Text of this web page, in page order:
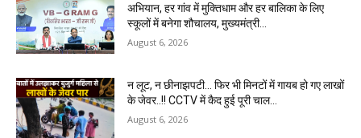
अभियान, हर गांव में मुक्तिधाम और हर बालिका के लिए
स्कूलों में बनेगा शौचालय, मुख्यमंत्री...
August 6, 2026
न लूट, न छीनाझपटी… फिर भी मिनटों में गायब हो गए लाखों
के जेवर..!! CCTV में कैद हुई पूरी चाल…
August 6, 2026